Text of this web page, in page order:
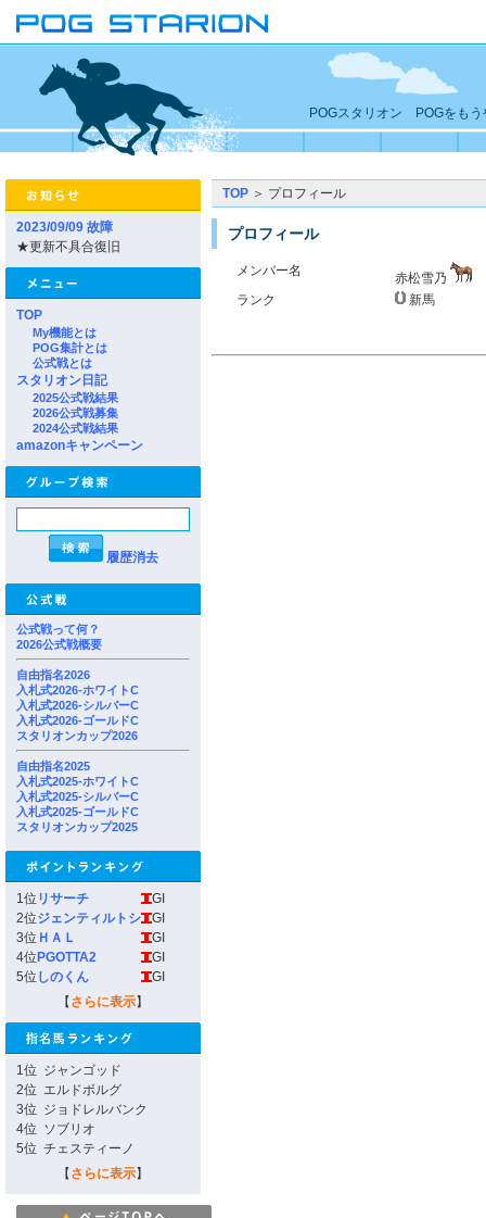
POGスタリオン POGをもう
2023/09/09 故障
★更新不具合復旧
TOP
My機能とは
POG集計とは
公式戦とは
スタリオン日記
2025公式戦結果
2026公式戦募集
2024公式戦結果
amazonキャンペーン
履歴消去
公式戦って何？
2026公式戦概要
自由指名2026
入札式2026-ホワイトC
入札式2026-シルバーC
入札式2026-ゴールドC
スタリオンカップ2026
自由指名2025
入札式2025-ホワイトC
入札式2025-シルバーC
入札式2025-ゴールドC
スタリオンカップ2025
1位 リサーチ
GI
2位ジェンティルトシ
GI
3位 ＨＡＬ
GI
4位 PGOTTA2
GI
5位 しのくん
GI
【 さらに表示】
1位 ジャンゴッド
2位 エルドボルグ
3位 ジョドレルバンク
4位 ソブリオ
5位 チェスティーノ
【 さらに表示】
TOP ＞ プロフィール
プロフィール
メンバー名
赤松雪乃
ランク
新馬